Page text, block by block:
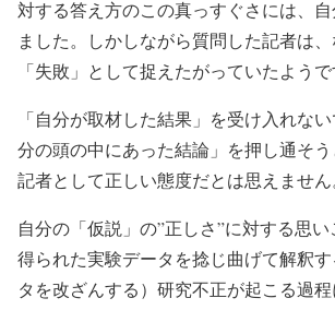
対する答え方のこの真っすぐさには、
ました。しかしながら質問した記者は
「失敗」として捉えたがっていたようで
「自分が取材した結果」を受け入れな
分の頭の中にあった結論」を押し通そ
記者として正しい態度だとは思えません
自分の「仮説」の”正しさ”に対する思い
得られた実験データを捻じ曲げて解釈
タを改ざんする）研究不正が起こる過